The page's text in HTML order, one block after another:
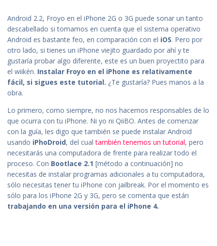
Android 2.2, Froyo en el iPhone 2G o 3G puede sonar un tanto
descabellado si tomamos en cuenta que el sistema operativo
Android es bastante feo, en comparación con el iOS. Pero por
otro lado, si tienes un iPhone viejito guardado por ahí y te
gustaría probar algo diferente, este es un buen proyectito para
el wiikén. Instalar Froyo en el iPhone es relativamente
fácil, si sigues este tutorial. ¿Te gustaría? Pues manos a la
obra.
Lo primero, como siempre, no nos hacemos responsables de lo
que ocurra con tu iPhone. Ni yo ni QiiBO. Antes de comenzar
con la guía, les digo que también se puede instalar Android
usando iPhoDroid, del cualtambién tenemos un tutorial, pero
necesitarás una computadora de frente para realizar todo el
proceso. Con Bootlace 2.1 [método a continuación] no
necesitas de instalar programas adicionales a tu computadora,
sólo necesitas tener tu iPhone con jailbreak. Por el momento es
sólo para los iPhone 2G y 3G, pero se comenta que están
trabajando en una versión para el iPhone 4.